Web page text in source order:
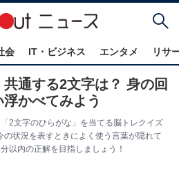
会 IT・ビジネス エンタメ リサ
共通する2文字は？ 身の回
かべてみよう
2文字のひらがな」を当てる脳トレクイズ
状況を表すときによく使う言葉が隠れて
以内の正解を目指しましょう！